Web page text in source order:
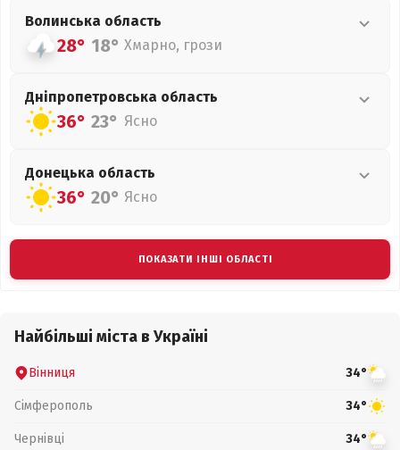
Волинська область
28° 18° Хмарно, грози
Дніпропетровська область
36° 23° Ясно
Донецька область
36° 20° Ясно
ПОКАЗАТИ ІНШІ ОБЛАСТІ
Найбільші міста в Україні
Вінниця 34°
Сімферополь 34°
Чернівці 34°